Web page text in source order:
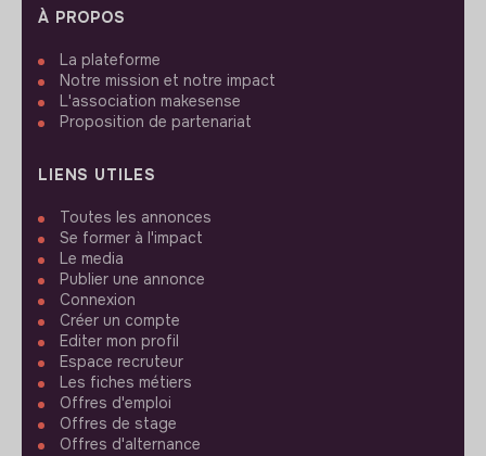
À PROPOS
La plateforme
Notre mission et notre impact
L'association makesense
Proposition de partenariat
LIENS UTILES
Toutes les annonces
Se former à l'impact
Le media
Publier une annonce
Connexion
Créer un compte
Editer mon profil
Espace recruteur
Les fiches métiers
Offres d'emploi
Offres de stage
Offres d'alternance